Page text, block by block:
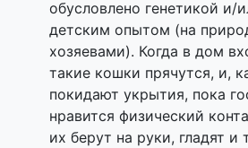
обусловлено генетикой и/
детским опытом (на
хозяевами). Когда в дом
такие кошки прячутся, и,
покидают укрытия, пока
нравится физический
их берут на руки, гладят и